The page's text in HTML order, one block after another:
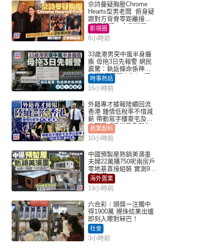
佘詩曼疑胸壓Chrome
Hearts型男老闆 俯身疑
跟對方背脊零距離接觸
網民驚呼：企側邊唔
得？
影視圈
8小時前
33歲港男突中風半身癱
瘓 母拖3日先報警 網民
震驚：執返條命係神蹟
自爆2個惡習｜Juicy叮
時事熱話
16小時前
外籍專才據報陸續回流
香港 鍾情低稅率不惜減
薪 帶動寫字樓豪宅及學
位競爭「香港已重現生
機」
商業創科
10小時前
中國預製屋熱銷美澳墨
夫婦22萬購750呎兩房戶
零地基直接組裝 實測9個
月激讚
海外置業
19小時前
六合彩︱頭獎一注獨中
得1900萬 攪珠結果出爐
即刻入嚟對冧巴！
社會
3小時前